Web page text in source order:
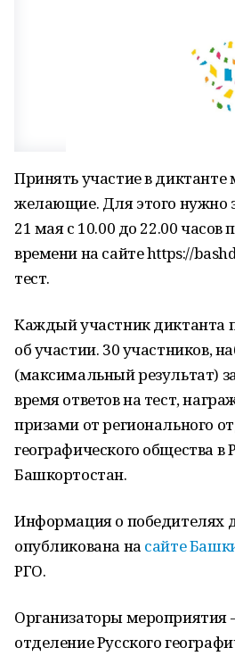
Принять участие в диктанте
желающие. Для этого нужно
21 мая с 10.00 до 22.00
времени на сайте https://
тест.
Каждый участник диктанта
об участии. 30 участников,
(максимальный результат)
время ответов на тест,
призами от регионального
географического общества в
Башкортостан.
Информация о победителях
опубликована на сайте
РГО.
Организаторы мероприятия
отделение Русского